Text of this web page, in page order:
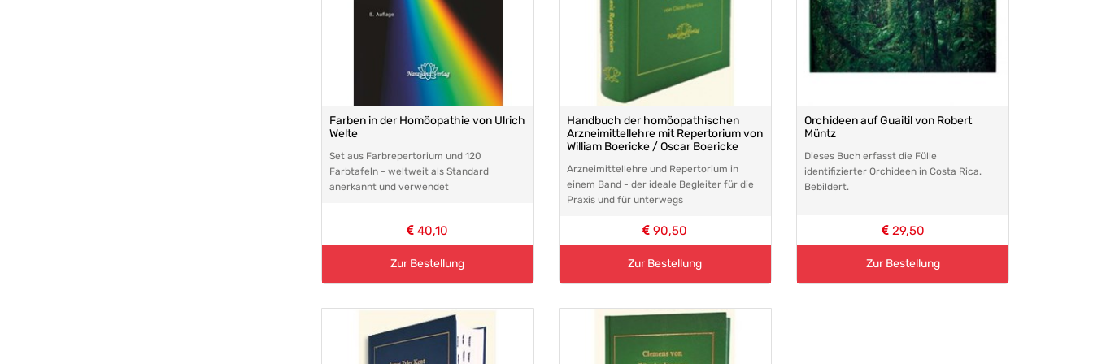
Farben in der Homöopathie von Ulrich
Welte
Set aus Farbrepertorium und 120
Farbtafeln - weltweit als Standard
anerkannt und verwendet
40,10
Zur Bestellung
Handbuch der homöopathischen
Arzneimittellehre mit Repertorium von
William Boericke / Oscar Boericke
Arzneimittellehre und Repertorium in
einem Band - der ideale Begleiter für die
Praxis und für unterwegs
90,50
Zur Bestellung
Orchideen auf Guaitil von Robert
Müntz
Dieses Buch erfasst die Fülle
identifizierter Orchideen in Costa Rica.
Bebildert.
29,50
Zur Bestellung